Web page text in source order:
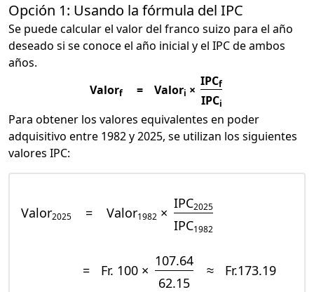
Opción 1: Usando la fórmula del IPC
Se puede calcular el valor del franco suizo para el año
deseado si se conoce el año inicial y el IPC de ambos
años.
Valorf = Valori ×
IPCf
IPCi
Para obtener los valores equivalentes en poder
adquisitivo entre 1982 y 2025, se utilizan los siguientes
valores IPC:
Valor2025 = Valor1982 ×
IPC2025
IPC1982
= Fr. 100 ×
107.64
62.15
≈ Fr.173.19